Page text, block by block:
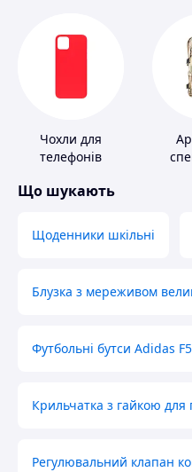
Чохли для
телефонів
Що шукають
Щоденники шкільні
Блузка з мереживом
Футбольні бутси Adidas
Крильчатка з гайкою для
Регулювальний клапан